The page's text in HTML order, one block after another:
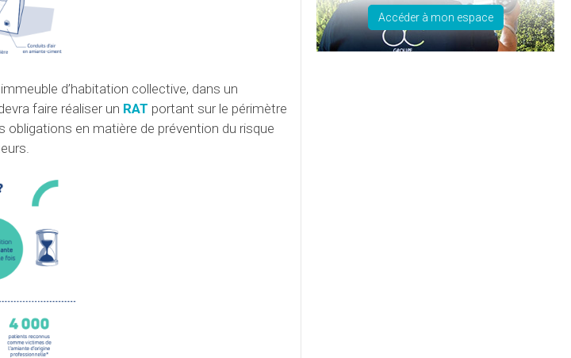
d’habitation collective, dans un
faire réaliser un RAT portant sur le périmètre
en matière de prévention du risque
Accéder à mon espace